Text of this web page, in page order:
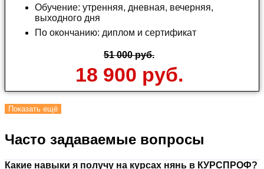
Обучение: утренняя, дневная, вечерняя,
выходного дня
По окончанию: диплом и сертификат
51 000 руб.
18 900 руб.
Показать ещё
Часто задаваемые вопросы
Какие навыки я получу на курсах нянь в КУРСПРОФ?